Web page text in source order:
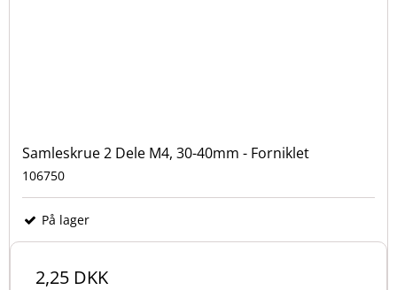
Samleskrue 2 Dele M4, 30-40mm - Forniklet
106750
På lager
2,25 DKK